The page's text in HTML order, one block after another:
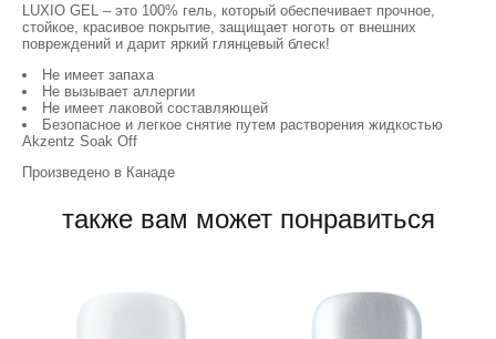
LUXIO GEL – это 100% гель, который обеспечивает прочное,
стойкое, красивое покрытие, защищает ноготь от внешних
повреждений и дарит яркий глянцевый блеск!
Не имеет запаха
Не вызывает аллергии
Не имеет лаковой составляющей
Безопасное и легкое снятие путем растворения жидкостью
Akzentz Soak Off
Произведено в Канаде
также вам может понравиться